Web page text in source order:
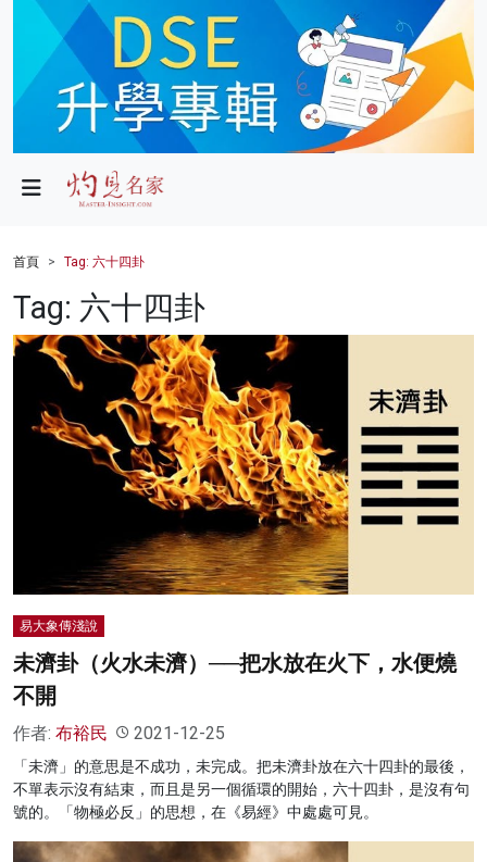
政局
財經
健康
商業
科技
灼見活動
首頁 Tag: 六十四卦
Tag: 六十四卦
易大象傳淺說
未濟卦（火水未濟）──把水放在火下，水便燒
不開
作者: 布裕民 2021-12-25
「未濟」的意思是不成功，未完成。把未濟卦放在六十四卦的最後，
不單表示沒有結束，而且是另一個循環的開始，六十四卦，是沒有句
號的。「物極必反」的思想，在《易經》中處處可見。